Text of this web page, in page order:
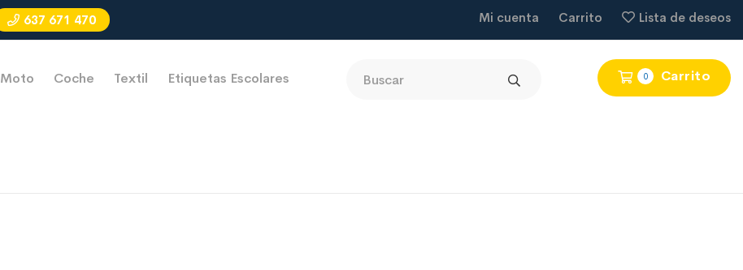
637 671 470 Mi cuenta Carrito Lista de deseos
0 Carrito
Moto Coche Textil Etiquetas Escolares